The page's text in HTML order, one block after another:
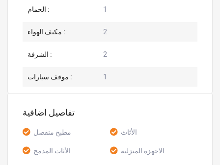
الحمام : 1
مكيف الهواء : 2
الشرفة : 2
موقف سيارات : 1
تفاصيل اضافية
مطبخ منفصل الأثاث
الأثاث المدمج الاجهزة المنزلية